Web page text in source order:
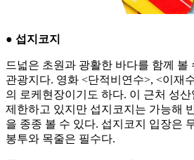
● 섭지코지
드넓은 초원과 광활한 바다를 함께 볼
관광지다. 영화 <단적비연수>, <이재
의 로케현장이기도 하다. 이 근처 성
제한하고 있지만 섭지코지는 가능해
을 종종 볼 수 있다. 섭지코지 입장은
봉투와 목줄은 필수다.